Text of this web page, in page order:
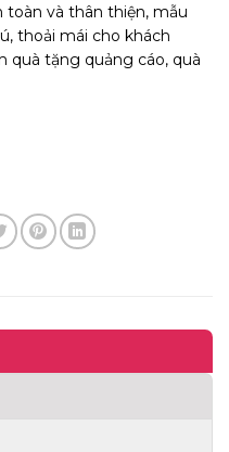
và thân thiện, mẫu
thoải mái cho khách
quà tặng quảng cáo, quà